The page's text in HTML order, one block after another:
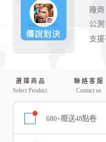
廠商
公測
支援
選 擇 商 品
Select Product
聯 絡 客 服
Contact us
680+贈送48點卷